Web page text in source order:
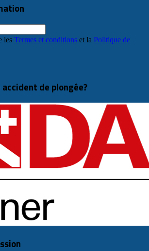
les Termes et conditions et la Politique de
de plongée?